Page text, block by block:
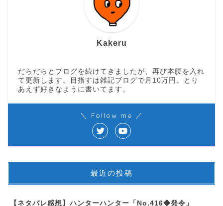
Kakeru
だらだらとブログを続けてきましたが、再び本腰を入れ
て更新します。目指すは雑記ブログで月10万円。とり
あえず好きなように書いてます。
＼ Follow me ／
最近の投稿
【ネタバレ感想】ハンターハンター「No.416◆発令」